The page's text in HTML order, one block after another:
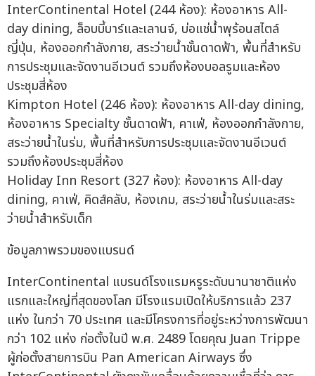
InterContinental Hotel (244 ห้อง): ห้องอาหาร All-
day dining, ล็อบบี้บาร์และเลานจ์, บ่อแช่น้ำพุร้อนสไตล์
ญี่ปุ่น, ห้องออกกำลังกาย, สระว่ายน้ำชั้นดาดฟ้า, พื้นที่สำหรับ
การประชุมและจัดงานอีเวนต์ รวมถึงห้องบอลรูมและห้อง
ประชุมสี่ห้อง
Kimpton Hotel (246 ห้อง): ห้องอาหาร All-day dining,
ห้องอาหาร Specialty ชั้นดาดฟ้า, คาเฟ่, ห้องออกกำลังกาย,
สระว่ายน้ำในร่ม, พื้นที่สำหรับการประชุมและจัดงานอีเวนต์
รวมถึงห้องประชุมสี่ห้อง
Holiday Inn Resort (327 ห้อง): ห้องอาหาร All-day
dining, คาเฟ่, คิดส์คลับ, ห้องเกม, สระว่ายน้ำในร่มและสระ
ว่ายน้ำสำหรับเด็ก
ข้อมูลภาพรวมของแบรนด์
InterContinental แบรนด์โรงแรมหรูระดับนานาชาติแห่ง
แรกและใหญ่ที่สุดของโลก มีโรงแรมเปิดให้บริการแล้ว 237
แห่ง ในกว่า 70 ประเทศ และมีโครงการที่อยู่ระหว่างการพัฒนา
กว่า 102 แห่ง ก่อตั้งในปี พ.ศ. 2489 โดยคุณ Juan Trippe
ผู้ก่อตั้งสายการบิน Pan American Airways ซึ่ง